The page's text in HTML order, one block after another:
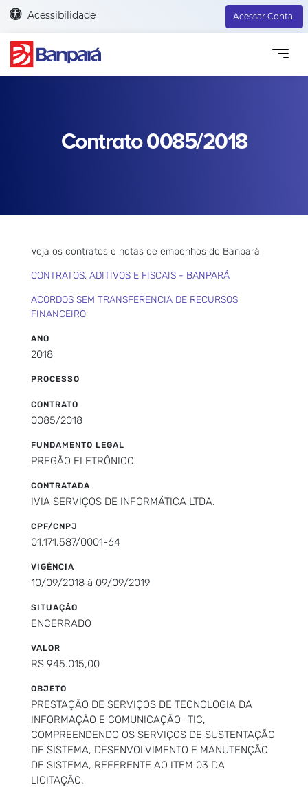
Acessibilidade Acessar Conta
Contrato 0085/2018
Veja os contratos e notas de empenhos do Banpará
CONTRATOS, ADITIVOS E FISCAIS - BANPARÁ
ACORDOS SEM TRANSFERENCIA DE RECURSOS
FINANCEIRO
ANO
2018
PROCESSO
CONTRATO
0085/2018
FUNDAMENTO LEGAL
PREGÃO ELETRÔNICO
CONTRATADA
IVIA SERVIÇOS DE INFORMÁTICA LTDA.
CPF/CNPJ
01.171.587/0001-64
VIGÊNCIA
10/09/2018 à 09/09/2019
SITUAÇÃO
ENCERRADO
VALOR
R$ 945.015,00
OBJETO
PRESTAÇÃO DE SERVIÇOS DE TECNOLOGIA DA
INFORMAÇÃO E COMUNICAÇÃO -TIC,
COMPREENDENDO OS SERVIÇOS DE SUSTENTAÇÃO
DE SISTEMA, DESENVOLVIMENTO E MANUTENÇÃO
DE SISTEMA, REFERENTE AO ITEM 03 DA
LICITAÇÃO.